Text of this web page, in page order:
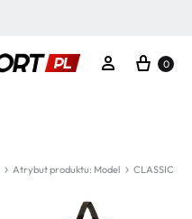
Moje konto
0
Atrybut produktu: Model CLASSIC